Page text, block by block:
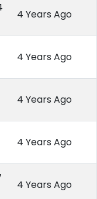
4 Years Ago
4 Years Ago
4 Years Ago
4 Years Ago
4 Years Ago